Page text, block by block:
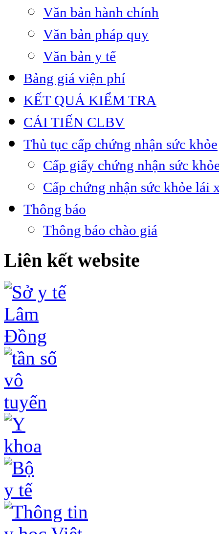
Văn bản hành chính
Văn bản pháp quy
Văn bản y tế
Bảng giá viện phí
KẾT QUẢ KIỂM TRA
CẢI TIẾN CLBV
Thủ tục cấp chứng nhận sức khỏe
Cấp giấy chứng nhận sức
Cấp chứng nhận sức khỏe lái
Thông báo
Thông báo chào giá
Liên kết website